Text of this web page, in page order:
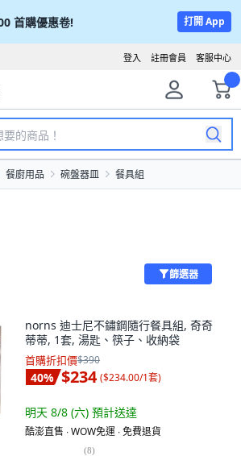
首購優惠卷! 打開 App
客服中心
註冊會員
登入
餐廚用品 碗盤器皿 餐具組
篩選器
norns 迪士尼不鏽鋼隨行餐具組, 奇奇
蒂蒂, 1套, 湯匙、筷子、收納袋
首購折扣價$390
40% $234 ($234.00/1套)
明天 8/8 (六) 預計送達
酷澎直售 ∙ WOW免運 ∙ 免費退貨
(8)